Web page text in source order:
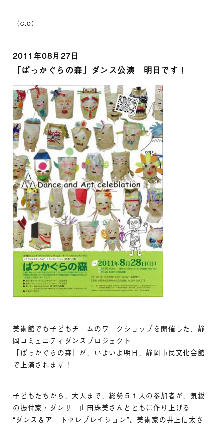
（c.o）
2011年08月27日
「ぱっかぐらの森」ダンス公演 明日です！
美術館でも子どもチームのワークショップを開催した、静
岡コミュニティダンスプロジェクト
「ぱっかぐらの森」が、いよいよ明日、静岡市民文化会館
で上演されます！
子どもたちから、大人まで、総勢５１人の参加者が、気鋭
の振付家・ダンサー山田珠美さんとともに作り上げる
“ダンス＆アートセレブレイション”。美術家の井上信太さ